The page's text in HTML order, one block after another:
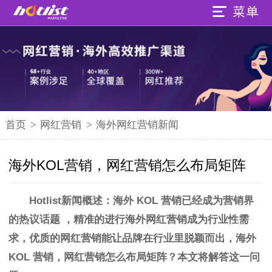
首页 > 网红营销 > 海外网红营销新闻
海外KOL营销，网红营销怎么布局矩阵
Hotlist新闻概述： 海外 KOL 营销已经成为营销界
的热议话题
，精准的进行海外网红营销成为行业性需
求，优质的网红营销能让品牌在行业里脱颖而出， 海外
KOL 营销，网红营销怎么布局矩阵？ 本文将解答这一问